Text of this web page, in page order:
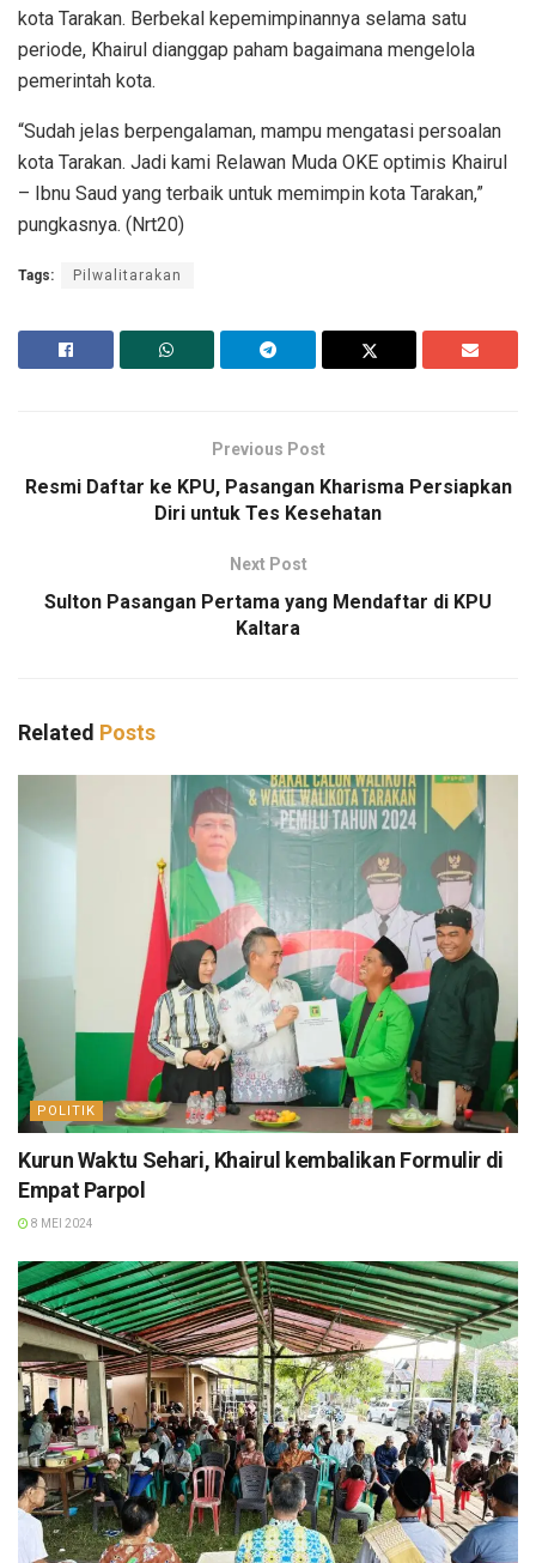
kota Tarakan. Berbekal kepemimpinannya selama satu
periode, Khairul dianggap paham bagaimana mengelola
pemerintah kota.
“Sudah jelas berpengalaman, mampu mengatasi persoalan
kota Tarakan. Jadi kami Relawan Muda OKE optimis Khairul
– Ibnu Saud yang terbaik untuk memimpin kota Tarakan,”
pungkasnya. (Nrt20)
Tags: Pilwalitarakan
Previous Post
Resmi Daftar ke KPU, Pasangan Kharisma Persiapkan
Diri untuk Tes Kesehatan
Next Post
Sulton Pasangan Pertama yang Mendaftar di KPU
Kaltara
Related Posts
POLITIK
Kurun Waktu Sehari, Khairul kembalikan Formulir di
Empat Parpol
8 MEI 2024